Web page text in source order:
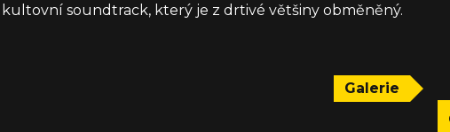
soundtrack, který je z drtivé většiny obměněný.
Galerie